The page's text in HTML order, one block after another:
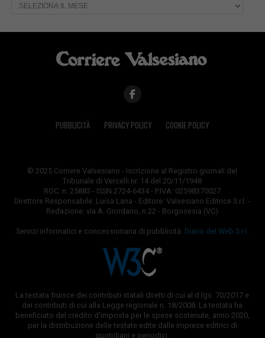
PUBBLICITÀ PRIVACY POLICY COOKIE POLICY
© 2025 Corriere Valsesiano - Iscrizione al Registro giornali del
Tribunale di Vercelli nr. 14 del 20/11/1948
ROC: n. 25883 - ISSN 2724-6434 - P.IVA: 02598370027
Direttore Responsabile: Luisa Lana - Editore: Valsesiano Editrice S.r.l. -
Redazione: via A. Giordano, n.22 - Borgosesia (VC)
Servizi informatici e concessionaria di pubblicità: Diario del Web S.r.l.
La testata fruisce dei contributi statali diretti di cui al d.lgs. 70/2017 e
dei contributi di cui alla Legge regionale n. 18/2008. La testata ha
beneficiato del credito d'imposta per le spese sostenute, anno 2020,
per la distribuzione delle testate edite dalle imprese editrici di
quotidiani e periodici.